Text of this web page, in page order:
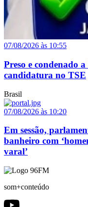
07/08/2026 às 10:55
Preso e condenado
candidatura no TSE
Brasil
07/08/2026 às 10:20
Em sessão,
banheiro com
varal’
som+conteúdo